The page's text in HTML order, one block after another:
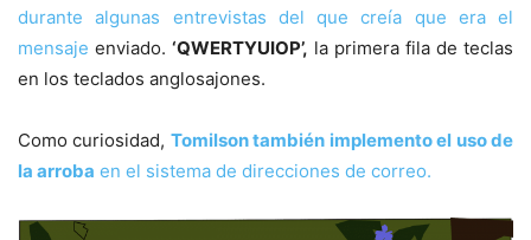
durante algunas entrevistas del que creía que era el
mensaje enviado. ‘QWERTYUIOP’, la primera fila de teclas
en los teclados anglosajones.
Como curiosidad, Tomilson también implemento el uso de
la arroba en el sistema de direcciones de correo.